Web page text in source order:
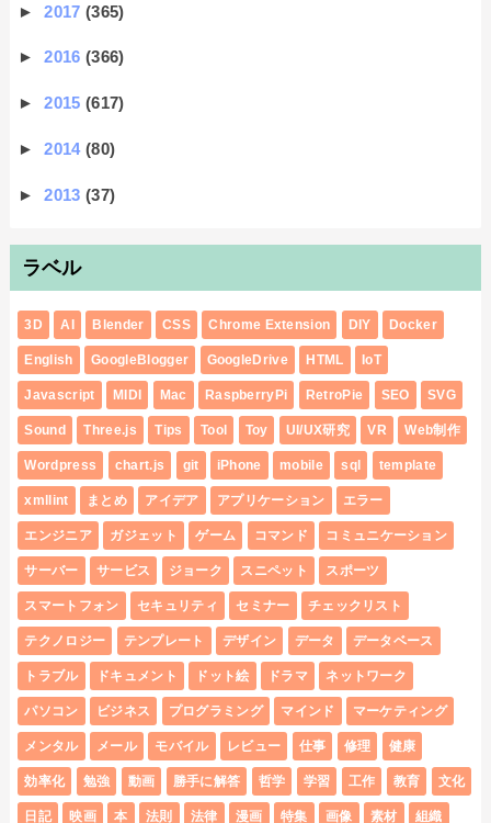
►2017(365)
►2016(366)
►2015(617)
►2014(80)
►2013(37)
ラベル
3D AI Blender CSS Chrome Extension DIY Docker
English GoogleBlogger GoogleDrive HTML IoT
Javascript MIDI Mac RaspberryPi RetroPie SEO SVG
Sound Three.js Tips Tool Toy UI/UX研究 VR Web制作
Wordpress chart.js git iPhone mobile sql template
xmllint まとめ アイデア アプリケーション エラー
エンジニア ガジェット ゲーム コマンド コミュニケーション
サーバー サービス ジョーク スニペット スポーツ
スマートフォン セキュリティ セミナー チェックリスト
テクノロジー テンプレート デザイン データ データベース
トラブル ドキュメント ドット絵 ドラマ ネットワーク
パソコン ビジネス プログラミング マインド マーケティング
メンタル メール モバイル レビュー 仕事 修理 健康
効率化 勉強 動画 勝手に解答 哲学 学習 工作 教育 文化
日記 映画 本 法則 法律 漫画 特集 画像 素材 組織